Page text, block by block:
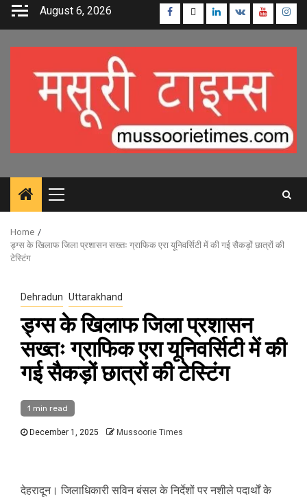
Skip
August 6, 2026 Facebook
TwitterLinkedin
VK Youtube
Primary
Menu
Home
ड्ग्स के खिलाफ जिला प्रशासन सख्तः ग्राफिक एरा यूनिवर्सिटी में की गई सैकड़ों छात्रों की
टेस्टिंग
Dehradun Uttarakhand
ड्ग्स के खिलाफ जिला प्रशासन
सख्तः ग्राफिक एरा यूनिवर्सिटी में की
गई सैकड़ों छात्रों की टेस्टिंग
1 min read
December 1, 2025 Mussoorie Times
देहरादून। जिलाधिकारी सविन बंसल के निर्देशों पर नशीले पदार्थों के